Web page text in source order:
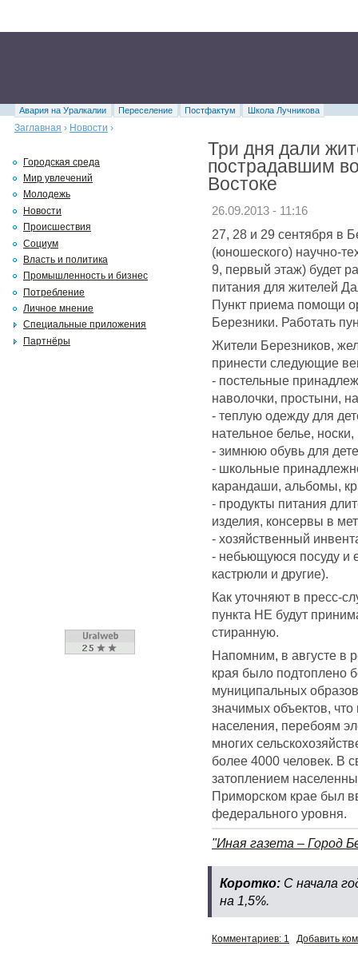
Авария на Уралкалии Переселение Постфактум
Школа Лучникова
Заглавная › Новости ›
Три дня дали
пострадавшим
Востоке
26.09.2013 - 11:16
27, 28 и 29 сентября в
(юношеского) научно-
9, первый этаж) будет
питания для жителей
Пункт приема помощи
Березники. Работать
Жители Березников,
принести следующие
- постельные
наволочки, простыни,
- теплую одежду для
нательное белье,
- зимнюю обувь для
- школьные
карандаши, альбомы,
- продукты питания
изделия, консервы в
- хозяйственный
- небьющуюся посуду и
кастрюли и другие).
Как уточняют в пресс-
пункта НЕ будут
стиранную.
Напомним, в августе в
края было подтоплено
муниципальных
значимых объектов,
населения, перебоям
многих
более 4000 человек. В
затоплением
Приморском крае был
федерального уровня.
"Иная газета – Город
Коротко: С начала
на 1,5%.
Комментариев: 1 Добавить
Городская среда
Мир увлечений
Молодежь
Новости
Происшествия
Социум
Власть и политика
Промышленность и бизнес
Потребление
Личное мнение
Специальные приложения
Партнёры